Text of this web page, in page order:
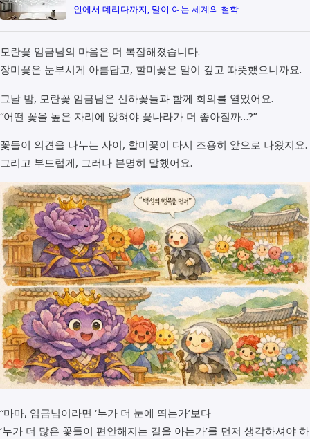
인에서 데리다까지, 말이 여는 세계의 철학
모란꽃 임금님의 마음은 더 복잡해졌습니다.
장미꽃은 눈부시게 아름답고, 할미꽃은 말이 깊고 따뜻했으니까요.
그날 밤, 모란꽃 임금님은 신하꽃들과 함께 회의를 열었어요.
“어떤 꽃을 높은 자리에 앉혀야 꽃나라가 더 좋아질까…?”
꽃들이 의견을 나누는 사이, 할미꽃이 다시 조용히 앞으로 나왔지요.
그리고 부드럽게, 그러나 분명히 말했어요.
“마마, 임금님이라면 ‘누가 더 눈에 띄는가’보다
‘누가 더 많은 꽃들이 편안해지는 길을 아는가’를 먼저 생각하셔야 하